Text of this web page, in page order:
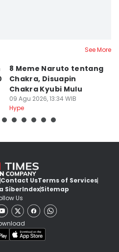
See More
8 Meme Naruto tentang
Chakra, Disuapin
Chakra Kyubi Mulu
09 Agu 2026, 13:34 WIB
Hype
Contact UsTerms of Services
SiberIndexSitemap
Us